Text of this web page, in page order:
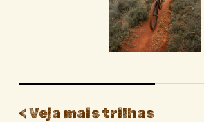
< Veja mais trilhas